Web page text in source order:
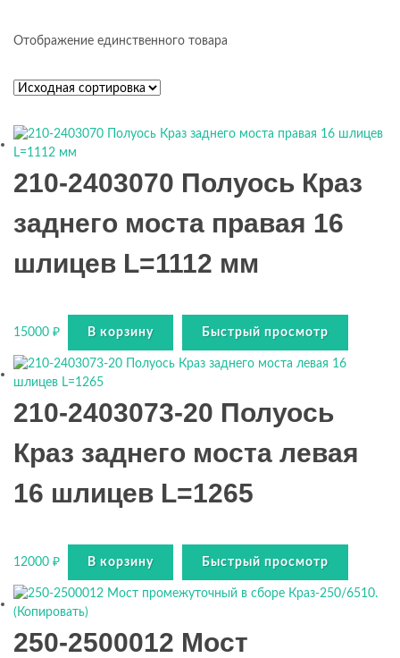
Отображение единственного товара
210-2403070 Полуось Краз
заднего моста правая 16
шлицев L=1112 мм
15000 ₽ В корзину Быстрый просмотр
210-2403073-20 Полуось
Краз заднего моста левая
16 шлицев L=1265
12000 ₽ В корзину Быстрый просмотр
250-2500012 Мост